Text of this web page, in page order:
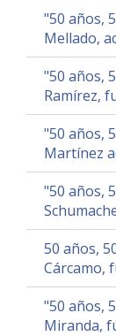
"50 años,
Mellado,
"50 años,
Ramírez,
"50 años,
Martínez
"50 años,
50 años,
Cárcamo,
"50 años,
Miranda,